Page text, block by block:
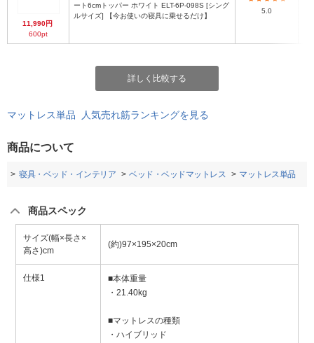
11,990円
600pt
ート6cmトッパー ホワイト ELT-6P-098S [シング
ルサイズ] 【今お使いの寝具に乗せるだけ】
5.0
詳しく比較する
マットレス単品 人気売れ筋ランキングを見る
商品について
寝具・ベッド・インテリア ベッド・ベッドマットレス マットレス単品
商品スペック
サイズ(幅×長さ×
高さ)cm
(約)97×195×20cm
仕様1
■本体重量
・21.40kg
■マットレスの種類
・ハイブリッド